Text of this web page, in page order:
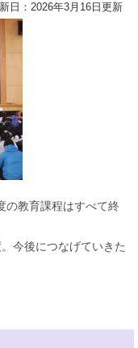
日：2026年3月16日更新
教育課程はすべて終
今後につなげていきた